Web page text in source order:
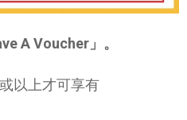
A Voucher」。
以上才可享有